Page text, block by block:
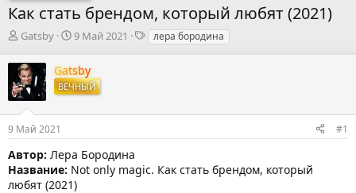
Как стать брендом, который любят (2021)
А
т
о
р
м
ы
Gatsby
Д
т
а
н
а
л
а
9 Май 2021
Тлера бородина
Gatsby
ВЕЧНЫЙ
9 Май 2021 #1
Автор: Лера Бородина
Название: Not only magic. Как стать брендом, который
любят (2021)